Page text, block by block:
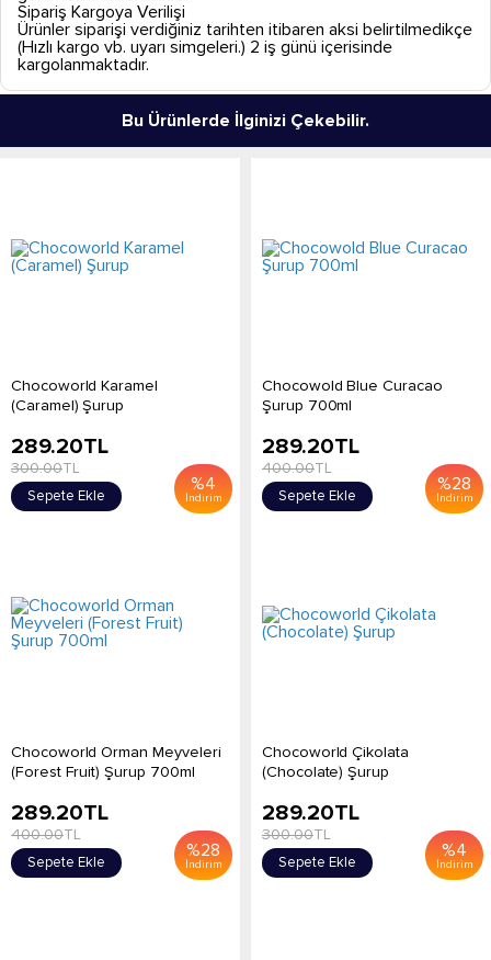
Sipariş Kargoya Verilişi
Ürünler siparişi verdiğiniz tarihten itibaren aksi belirtilmedikçe
(Hızlı kargo vb. uyarı simgeleri.) 2 iş günü içerisinde
kargolanmaktadır.
Bu Ürünlerde İlginizi Çekebilir.
Chocoworld Karamel
(Caramel) Şurup
%4
İndirim
289.20TL
300.00TL
Sepete Ekle
Chocowold Blue Curacao
Şurup 700ml
%28
İndirim
289.20TL
400.00TL
Sepete Ekle
Chocoworld Orman Meyveleri
(Forest Fruit) Şurup 700ml
%28
İndirim
289.20TL
400.00TL
Sepete Ekle
Chocoworld Çikolata
(Chocolate) Şurup
%4
İndirim
289.20TL
300.00TL
Sepete Ekle